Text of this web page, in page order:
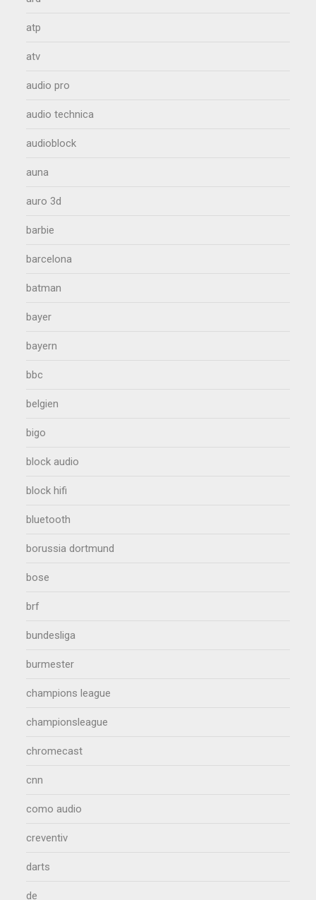
atp
atv
audio pro
audio technica
audioblock
auna
auro 3d
barbie
barcelona
batman
bayer
bayern
bbc
belgien
bigo
block audio
block hifi
bluetooth
borussia dortmund
bose
brf
bundesliga
burmester
champions league
championsleague
chromecast
cnn
como audio
creventiv
darts
de